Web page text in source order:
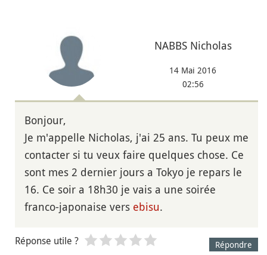
NABBS Nicholas
14 Mai 2016
02:56
Bonjour,
Je m'appelle Nicholas, j'ai 25 ans. Tu peux me
contacter si tu veux faire quelques chose. Ce
sont mes 2 dernier jours a Tokyo je repars le
16. Ce soir a 18h30 je vais a une soirée
franco-japonaise vers ebisu.
Répondre
Réponse utile ?